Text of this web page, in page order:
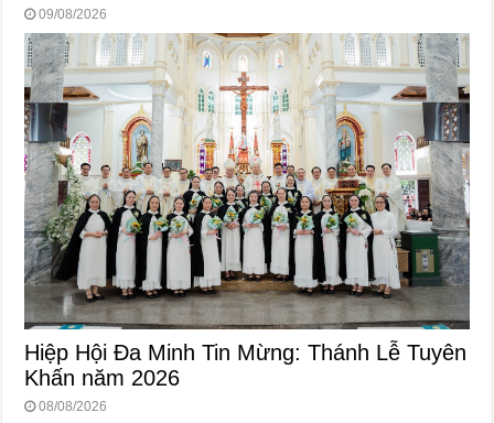
09/08/2026
Hiệp Hội Đa Minh Tin Mừng: Thánh Lễ Tuyên
Khấn năm 2026
08/08/2026